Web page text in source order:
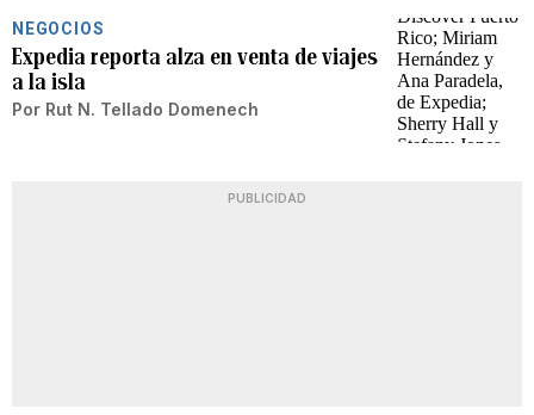
NEGOCIOS
Expedia reporta alza en venta de viajes
a la isla
Por Rut N. Tellado Domenech
PUBLICIDAD